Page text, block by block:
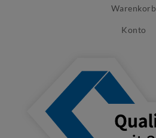
Warenkorb
Konto